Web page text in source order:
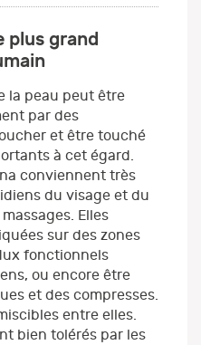
plus grand
la peau peut être
par des
et être touché
à cet égard.
conviennent très
du visage et du
Elles
sur des zones
fonctionnels
ou encore être
et des compresses.
entre elles.
bien tolérés par les